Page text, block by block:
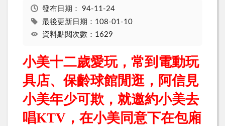
發布日期： 94-11-24
最後更新日期：108-01-10
資料點閱次數：1629
小美十二歲愛玩，常到電動玩
具店、保齡球館閒逛，阿信見
小美年少可欺，就邀約小美去
唱KTV ，在小美同意下在包廂